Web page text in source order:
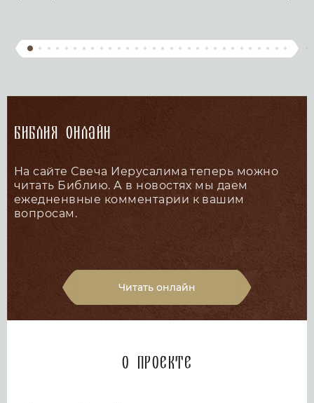
Библия онлайн
На сайте Свеча Иерусалима теперь можно
читать Библию. А в новостях мы даем
ежедненвные комментарии к вашим
вопросам.
Читать онлайн
О проекте